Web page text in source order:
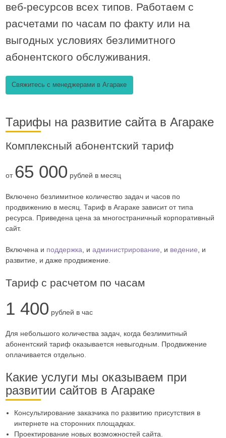
веб-ресурсов всех типов. Работаем с
расчетами по часам по факту или на
выгодных условиях безлимитного
абонентского обслуживания.
Свяжитесь с менеджерами в Агараке
Тарифы на развитие сайта в Агараке
Комплексный абонентский тариф
от 65 000 рублей в месяц
Включено безлимитное количество задач и часов по
продвижению в месяц. Тариф в Агараке зависит от типа
ресурса. Приведена цена за многостраничный корпоративный
сайт.
Включена и поддержка , и администрирование , и ведение , и
развитие, и даже продвижение.
Тариф с расчетом по часам
1 400 рублей в час
Для небольшого количества задач, когда безлимитный
абонентский тариф оказывается невыгодным. Продвижение
оплачивается отдельно.
Какие услуги мы оказываем при
развитии сайтов в Агараке
Консультирование заказчика по развитию присутствия в
интернете на сторонних площадках.
Проектирование новых возможностей сайта.